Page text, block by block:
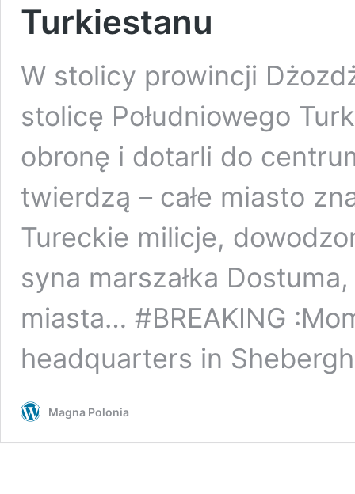
Turkiestanu
W stolicy prowincji
stolicę Południowego
obronę i dotarli do
twierdzą – całe miasto
Tureckie milicje,
syna marszałka
miasta… #BREAKING
headquarters in
Magna Polonia